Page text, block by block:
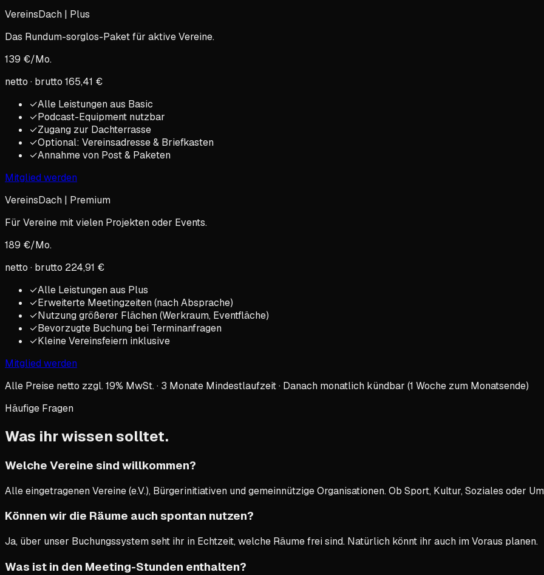
VereinsDach | Plus
Das Rundum-sorglos-Paket für aktive Vereine.
139 €/Mo.
netto · brutto 165,41 €
✓Alle Leistungen aus Basic
✓Podcast-Equipment nutzbar
✓Zugang zur Dachterrasse
✓Optional: Vereinsadresse & Briefkasten
✓Annahme von Post & Paketen
Mitglied werden
VereinsDach | Premium
Für Vereine mit vielen Projekten oder Events.
189 €/Mo.
netto · brutto 224,91 €
✓Alle Leistungen aus Plus
✓Erweiterte Meetingzeiten (nach Absprache)
✓Nutzung größerer Flächen (Werkraum, Eventfläche)
✓Bevorzugte Buchung bei Terminanfragen
✓Kleine Vereinsfeiern inklusive
Mitglied werden
Alle Preise netto zzgl. 19% MwSt. · 3 Monate Mindestlaufzeit · Danach monatlich kündbar (1 Woche zum Monatsende)
Häufige Fragen
Was ihr wissensolltet.
Welche Vereine sind willkommen?
Alle eingetragenen Vereine (e.V.), Bürgerinitiativen und gemeinnützige Organisationen. Ob Sport, Kultur, Soziales oder
Können wir die Räume auch spontan nutzen?
Ja, über unser Buchungssystem seht ihr in Echtzeit, welche Räume frei sind. Natürlich könnt ihr auch im Voraus planen.
Was ist in den Meeting-Stunden enthalten?